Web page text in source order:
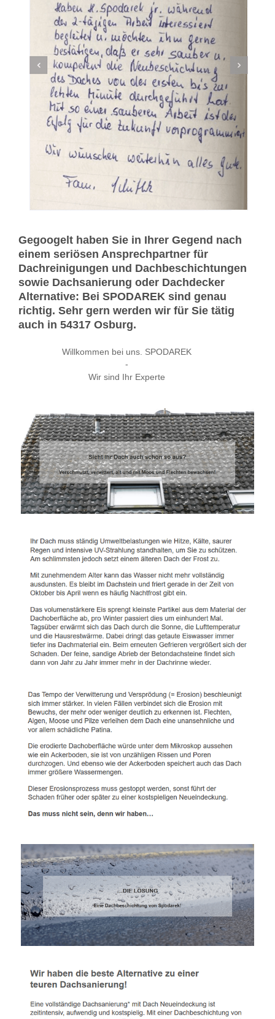
Gegoogelt haben Sie in Ihrer Gegend nach
einem seriösen Ansprechpartner für
Dachreinigungen und Dachbeschichtungen
sowie Dachsanierung oder Dachdecker
Alternative: Bei SPODAREK sind genau
richtig. Sehr gern werden wir für Sie tätig
auch in 54317 Osburg.
Willkommen bei uns. SPODAREK
-
Wir sind Ihr Experte